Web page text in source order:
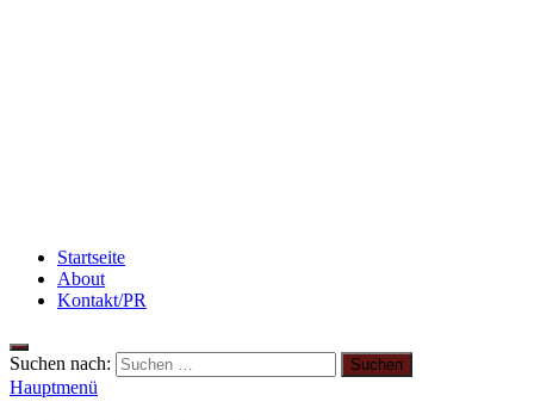
Startseite
About
Kontakt/PR
Suchen nach:
Hauptmenü